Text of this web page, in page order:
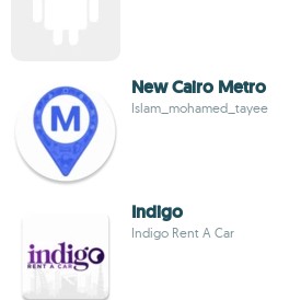
New Cairo Metro
Islam_mohamed_tayee
Indigo
Indigo Rent A Car